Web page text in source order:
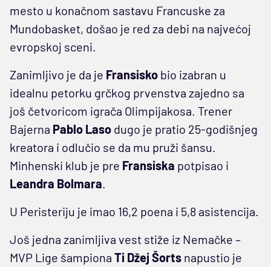
mesto u konačnom sastavu Francuske za
Mundobasket, došao je red za debi na najvećoj
evropskoj sceni.
Zanimljivo je da je Fransisko bio izabran u
idealnu petorku grčkog prvenstva zajedno sa
još četvoricom igrača Olimpijakosa. Trener
Bajerna Pablo Laso dugo je pratio 25-godišnjeg
kreatora i odlučio se da mu pruži šansu.
Minhenski klub je pre Fransiska potpisao i
Leandra Bolmara
U Peristeriju je imao 16,2 poena i 5,8 asistencija.
Još jedna zanimljiva vest stiže iz Nemačke –
MVP Lige šampiona Ti Džej Šorts napustio je